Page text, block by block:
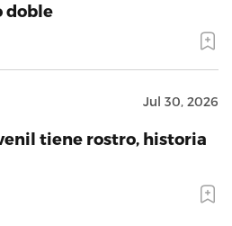
doble
Jul 30, 2026
tiene rostro, historia